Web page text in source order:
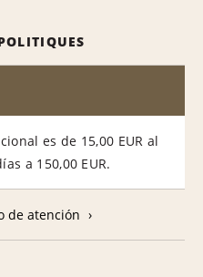
es de 15,00 EUR al
a 150,00 EUR.
de atención